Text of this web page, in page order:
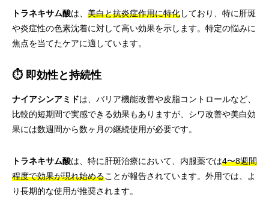
トラネキサム酸は、 美白と抗炎症作用に特化しており、特に肝斑
や炎症性の色素沈着に対して高い効果を示します。特定の悩みに
焦点を当てたケアに適しています。
⏱️ 即効性と持続性
ナイアシンアミドは、バリア機能改善や皮脂コントロールなど、
比較的短期間で実感できる効果もありますが、シワ改善や美白効
果には数週間から数ヶ月の継続使用が必要です。
トラネキサム酸は、特に肝斑治療において、内服薬では4〜8週間
程度で効果が現れ始めることが報告されています。外用では、よ
り長期的な使用が推奨されます。